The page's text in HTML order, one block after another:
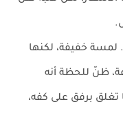
خفيفة، لكنها
ظنّ للحظة أنه
تغلق برفق على كفه،